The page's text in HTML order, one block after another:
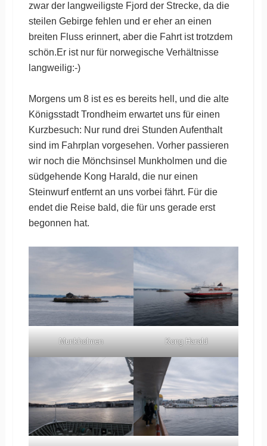
zwar der langweiligste Fjord der Strecke, da die
steilen Gebirge fehlen und er eher an einen
breiten Fluss erinnert, aber die Fahrt ist trotzdem
schön.Er ist nur für norwegische Verhältnisse
langweilig:-)
Morgens um 8 ist es es bereits hell, und die alte
Königsstadt Trondheim erwartet uns für einen
Kurzbesuch: Nur rund drei Stunden Aufenthalt
sind im Fahrplan vorgesehen. Vorher passieren
wir noch die Mönchsinsel Munkholmen und die
südgehende Kong Harald, die nur einen
Steinwurf entfernt an uns vorbei fährt. Für die
endet die Reise bald, die für uns gerade erst
begonnen hat.
Munkholmen Kong Harald